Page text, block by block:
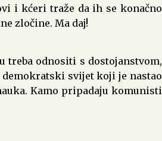
i kćeri traže da ih se konačno
zločine. Ma daj!
treba odnositi s dostojanstvom,
svijet koji je nastao
Kamo pripadaju komunisti